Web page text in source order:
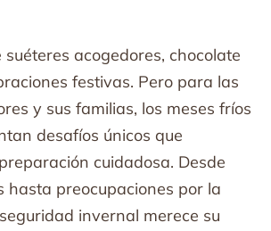
acogedores, chocolate
festivas. Pero para las
y sus familias, los meses fríos
desafíos únicos que
cuidadosa. Desde
hasta preocupaciones por la
invernal merece su